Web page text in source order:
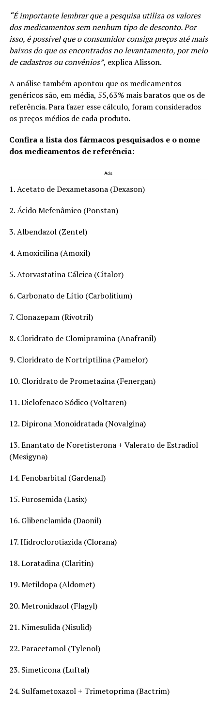
“É importante lembrar que a pesquisa utiliza os valores
dos medicamentos sem nenhum tipo de desconto. Por
isso, é possível que o consumidor consiga preços até mais
baixos do que os encontrados no levantamento, por meio
de cadastros ou convênios”, explica Alisson.
A análise também apontou que os medicamentos
genéricos são, em média, 55,63% mais baratos que os de
referência. Para fazer esse cálculo, foram considerados
os preços médios de cada produto.
Confira a lista dos fármacos pesquisados e o nome
dos medicamentos de referência:
Ads
1. Acetato de Dexametasona (Dexason)
2. Ácido Mefenâmico (Ponstan)
3. Albendazol (Zentel)
4. Amoxicilina (Amoxil)
5. Atorvastatina Cálcica (Citalor)
6. Carbonato de Lítio (Carbolitium)
7. Clonazepam (Rivotril)
8. Cloridrato de Clomipramina (Anafranil)
9. Cloridrato de Nortriptilina (Pamelor)
10. Cloridrato de Prometazina (Fenergan)
11. Diclofenaco Sódico (Voltaren)
12. Dipirona Monoidratada (Novalgina)
13. Enantato de Noretisterona + Valerato de Estradiol
(Mesigyna)
14. Fenobarbital (Gardenal)
15. Furosemida (Lasix)
16. Glibenclamida (Daonil)
17. Hidroclorotiazida (Clorana)
18. Loratadina (Claritin)
19. Metildopa (Aldomet)
20. Metronidazol (Flagyl)
21. Nimesulida (Nisulid)
22. Paracetamol (Tylenol)
23. Simeticona (Luftal)
24. Sulfametoxazol + Trimetoprima (Bactrim)